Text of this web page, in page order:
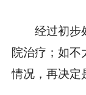
经过初步
院治疗；如不
情况，再决定